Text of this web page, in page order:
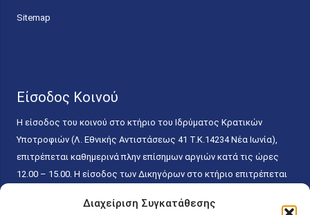
Διαχείριση Συγκατάθεσης
Sitemap
Είσοδος Κοινού
Η είσοδος του κοινού στο κτήριο του Ιδρύματος Κρατικών
Υποτροφιών (Λ. Εθνικής Αντιστάσεως 41 T.K.14234 Νέα Ιωνία),
επιτρέπεται καθημερινά πλην επίσημων αργιών κατά τις ώρες
12.00 – 15.00. Η είσοδος των Δικηγόρων στο κτήριο επιτρέπεται
κάθε εργάσιμη ημέρα και ώρα χωρίς κανέναν χρονικό ή άλλο